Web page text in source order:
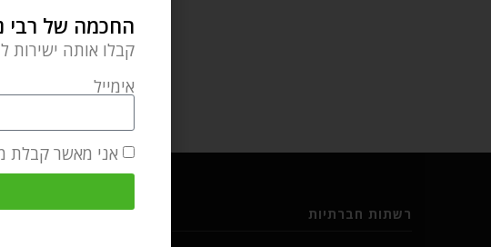
רשתות חברתיות
החכמה של רבי
קבלו אותה ישירות
אימייל
אני מאשר קבלת